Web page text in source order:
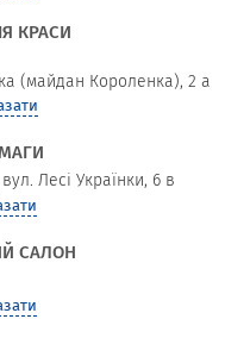
КРАСИ
(майдан Короленка), 2 а
вул. Лесі Українки, 6 в
САЛОН